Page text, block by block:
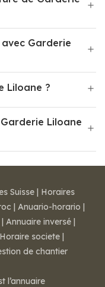
Garderie
Liloane ?
Liloane
Suisse | Horaires
| Anuario-horario |
| Annuaire inversé |
Horaire societe |
de chantier
l’annuaire